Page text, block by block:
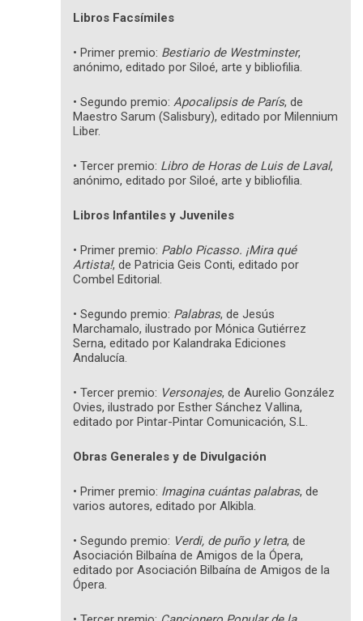
Libros Facsímiles
• Primer premio: Bestiario de Westminster,
anónimo, editado por Siloé, arte y bibliofilia.
• Segundo premio: Apocalipsis de París, de
Maestro Sarum (Salisbury), editado por Milennium
Liber.
• Tercer premio: Libro de Horas de Luis de Laval,
anónimo, editado por Siloé, arte y bibliofilia.
Libros Infantiles y Juveniles
• Primer premio: Pablo Picasso. ¡Mira qué
Artista!, de Patricia Geis Conti, editado por
Combel Editorial.
• Segundo premio: Palabras, de Jesús
Marchamalo, ilustrado por Mónica Gutiérrez
Serna, editado por Kalandraka Ediciones
Andalucía.
• Tercer premio: Versonajes, de Aurelio González
Ovies, ilustrado por Esther Sánchez Vallina,
editado por Pintar-Pintar Comunicación, S.L.
Obras Generales y de Divulgación
• Primer premio: Imagina cuántas palabras, de
varios autores, editado por Alkibla.
• Segundo premio: Verdi, de puño y letra, de
Asociación Bilbaína de Amigos de la Ópera,
editado por Asociación Bilbaína de Amigos de la
Ópera.